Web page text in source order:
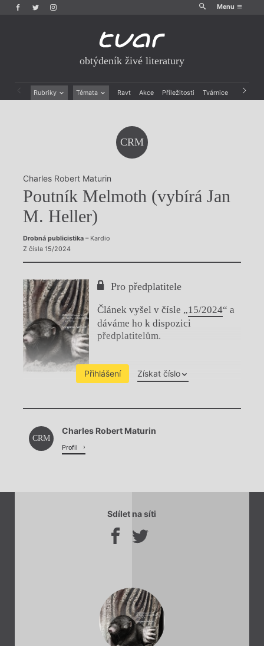
Menu
obtýdeník živé literatury
Rubriky Témata Ravt Akce Příležitosti Tvárnice Archiv
CRM
Charles Robert Maturin
Poutník Melmoth (vybírá Jan
M. Heller)
Drobná publicistika– Kardio
Z čísla 15/2024
Pro předplatitele
Článek vyšel v čísle „15/2024“ a
dáváme ho k dispozici
předplatitelům.
Přihlášení Získat číslo
Chviličku.
Načítá se.
CRM
Charles Robert Maturin
Profil
Sdílet na síti